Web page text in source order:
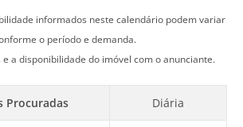
informados neste calendário podem variar
o período e demanda.
a disponibilidade do imóvel com o anunciante.
Procuradas Diária